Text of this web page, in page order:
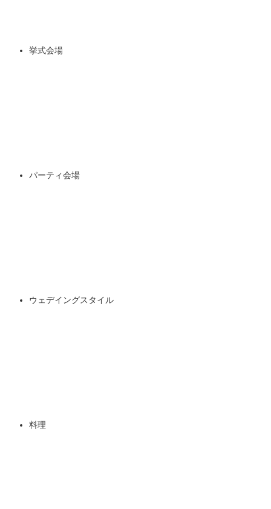
挙式会場
パーティ会場
ウェデイングスタイル
料理